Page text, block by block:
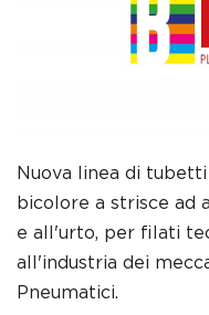
Nuova linea di
bicolore a strisce ad
e all'urto, per filati
all'industria dei
Pneumatici.